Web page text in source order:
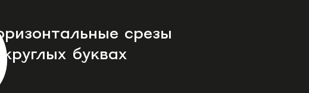
срезы
круглых буквах